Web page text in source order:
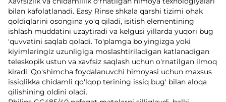
bilan kafolatlanadi. Easy Rinse shkala qarshi tizimi ohak
qoldiqlarini osongina yo'q qiladi, isitish elementining
ishlash muddatini uzaytiradi va kelgusi yillarda yuqori bug
'quvvatini saqlab qoladi. To'plamga bo'yingizga yoki
kiyimlaringiz uzunligiga moslashtiriladigan katlanadigan
teleskopik ustun va xavfsiz saqlash uchun o'rnatilgan ilmoq
kiradi. Qo'shimcha foydalanuvchi himoyasi uchun maxsus
issiqlikka chidamli qo'lqop terining issiq bug' bilan aloqa
qilishining oldini oladi.